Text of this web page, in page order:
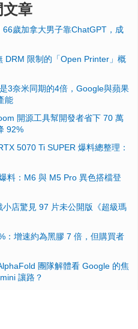
文章
歲加拿大男子靠ChatGPT，成
DRM 限制的「Open Printer」概
3奈米同期的4倍，Google與蘋果
能
開源工具幫開發者省下 70 萬
92%
5070 Ti SUPER 爆料總整理：
料：M6 與 M5 Pro 異色搭檔登
店驚見 97 片未公開版《超級瑪
：增速約為黑膠 7 倍，但購買者
團隊解體看 Google 的焦
讓路？